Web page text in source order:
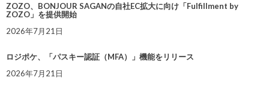
ZOZO、BONJOUR SAGANの自社EC拡大に向け「Fulfillment by
ZOZO」を提供開始
2026年7月21日
ロジポケ、「パスキー認証（MFA）」機能をリリース
2026年7月21日